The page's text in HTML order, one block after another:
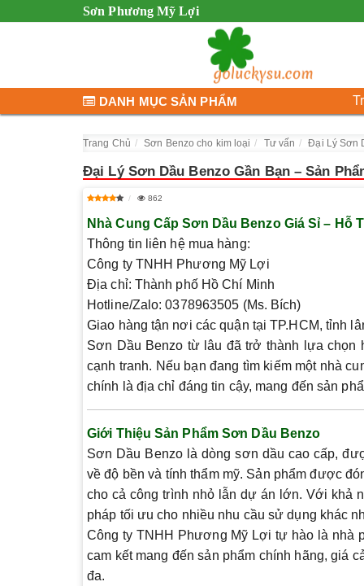
Sơn Phương Mỹ Lợi
DANH MỤC SẢN PHẨM
Trang Chủ Sơn Benzo cho kim loại Tư vấn Đại Lý Sơn
Đại Lý Sơn Dầu Benzo Gần Bạn – Sản
862
Nhà Cung Cấp Sơn Dầu Benzo Giá Sỉ – Hỗ
Thông tin liên hệ mua hàng:
Công ty TNHH Phương Mỹ Lợi
Địa chỉ: Thành phố Hồ Chí Minh
Hotline/Zalo: 0378963505 (Ms. Bích)
Giao hàng tận nơi các quận tại TP.HCM, tỉnh
Sơn Dầu Benzo từ lâu đã trở thành lựa
cạnh tranh. Nếu bạn đang tìm kiếm một nhà
chính là địa chỉ đáng tin cậy, mang đến sản
Giới Thiệu Sản Phẩm Sơn Dầu Benzo
Sơn Dầu Benzo là dòng sơn dầu cao cấp,
về độ bền và tính thẩm mỹ. Sản phẩm được
cho cả công trình nhỏ lẫn dự án lớn. Với khả
pháp tối ưu cho nhiều nhu cầu sử dụng khác
Công ty TNHH Phương Mỹ Lợi tự hào là nhà
cam kết mang đến sản phẩm chính hãng, giá
đa.